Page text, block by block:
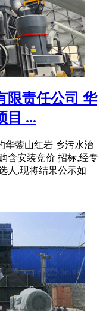
限责任公司 华
目 ...
华蓥山红岩 乡污水治
含安装竞价 招标,经专
人,现将结果公示如